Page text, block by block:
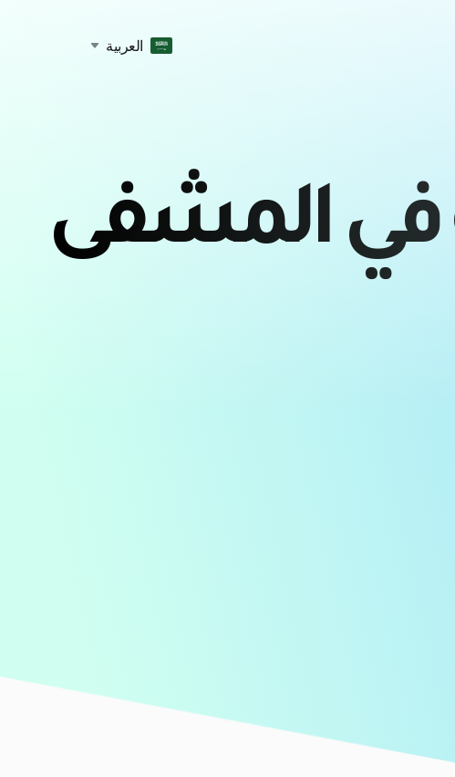
العربية
في المشفى